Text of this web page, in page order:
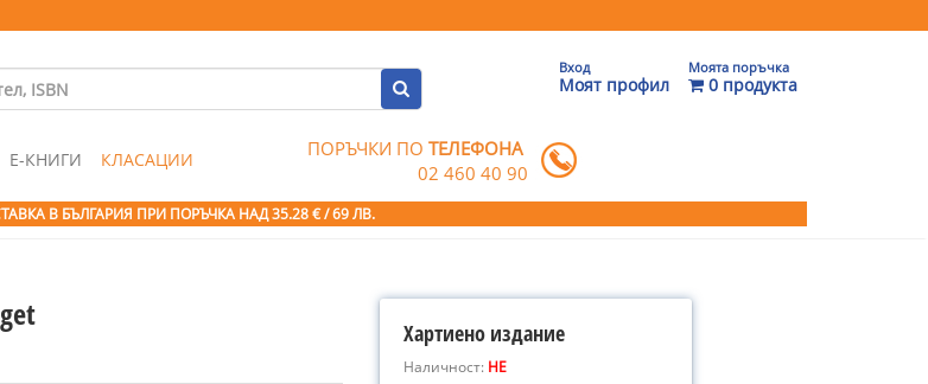
Вход
Моят профил
Моята поръчка
0 продукта
Е-КНИГИ КЛАСАЦИИ ПОРЪЧКИ ПОТЕЛЕФОНА
02 460 40 90
В БЪЛГАРИЯ ПРИ ПОРЪЧКА НАД 35.28 € / 69 ЛВ.
Хартиено издание
Наличност: НЕ